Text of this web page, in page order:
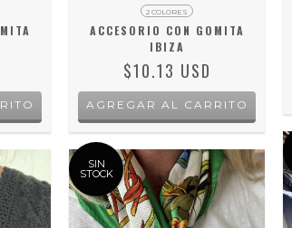
2 COLORES
ACCESORIO CON GOMITA
IBIZA
$10.13 USD
AGREGAR AL CARRITO
SIN
STOCK